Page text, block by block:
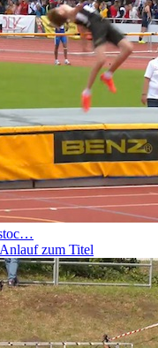
zum Titel